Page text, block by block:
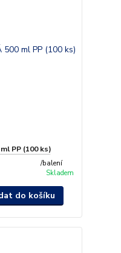
PP (100 ks)
/balení
Skladem
do košíku